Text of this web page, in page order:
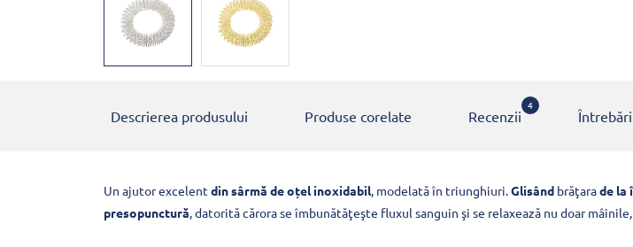
Descrierea produsului Produse corelate Recenzii
4
Un ajutor excelent din sârmă de oțel inoxidabil, modelată în triunghiuri.Glisând brăţarade la
presopunctură, datorită cărora se îmbunătăţeşte fluxul sanguin şi se relaxează nu doar